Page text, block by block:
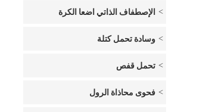
الإصطفاف الذاتي اضعا الكرة
وسادة تحمل كتلة
تحمل قفص
فحوى محاذاة الرول